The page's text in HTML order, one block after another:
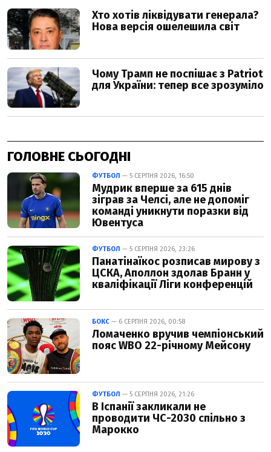
ГОЛОВНЕ СЬОГОДНІ
ФУТБОЛ — 5 СЕРПНЯ 2026, 16:50
Мудрик вперше за 615 днів
зіграв за Челсі, але не допоміг
команді уникнути поразки від
Ювентуса
ФУТБОЛ — 5 СЕРПНЯ 2026, 23:26
Панатінаїкос розписав мирову з
ЦСКА, Аполлон здолав Бранн у
кваліфікації Ліги конференцій
БОКС — 6 СЕРПНЯ 2026, 00:58
Ломаченко вручив чемпіонський
пояс WBO 22-річному Мейсону
ФУТБОЛ — 5 СЕРПНЯ 2026, 21:26
В Іспанії закликали не
проводити ЧС-2030 спільно з
Марокко